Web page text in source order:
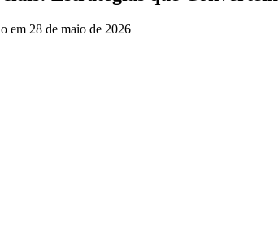
em 28 de maio de 2026